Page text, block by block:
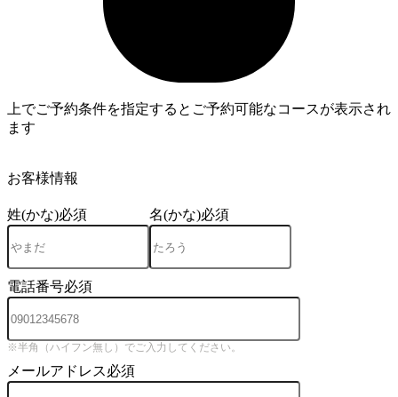
上でご予約条件を指定するとご予約可能なコースが表示され
ます
お客様情報
姓(かな)必須 名(かな)必須
電話番号必須
※半角（ハイフン無し）でご入力してください。
メールアドレス必須